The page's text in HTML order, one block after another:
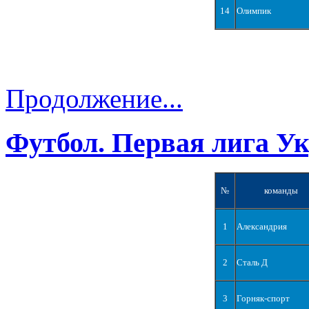
14 Олимпик
Продолжение...
Футбол. Первая лига
№ команды
1 Александрия
2 Сталь Д
3 Горняк-спорт